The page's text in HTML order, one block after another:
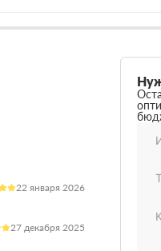
22 января 2026
27 декабря 2025